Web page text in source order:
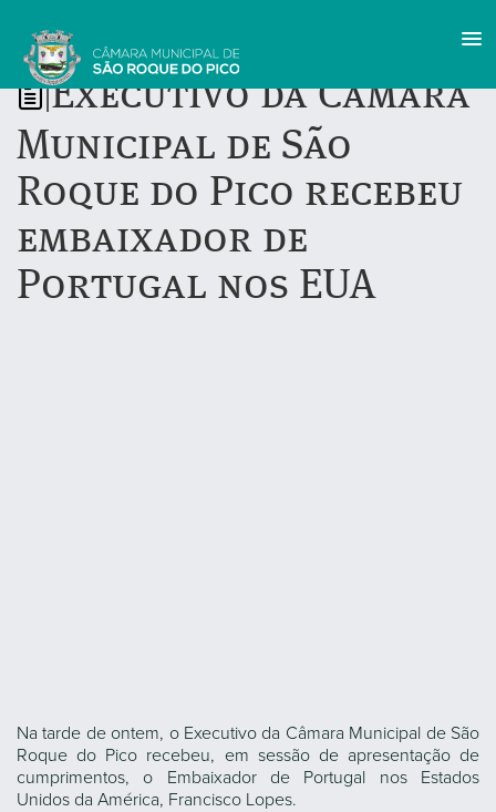
Executivo da Câmara
Municipal de São
Roque do Pico recebeu
embaixador de
Portugal nos EUA
Na tarde de ontem, o Executivo da Câmara Municipal de São
Roque do Pico recebeu, em sessão de apresentação de
cumprimentos, o Embaixador de Portugal nos Estados
Unidos da América, Francisco Lopes.